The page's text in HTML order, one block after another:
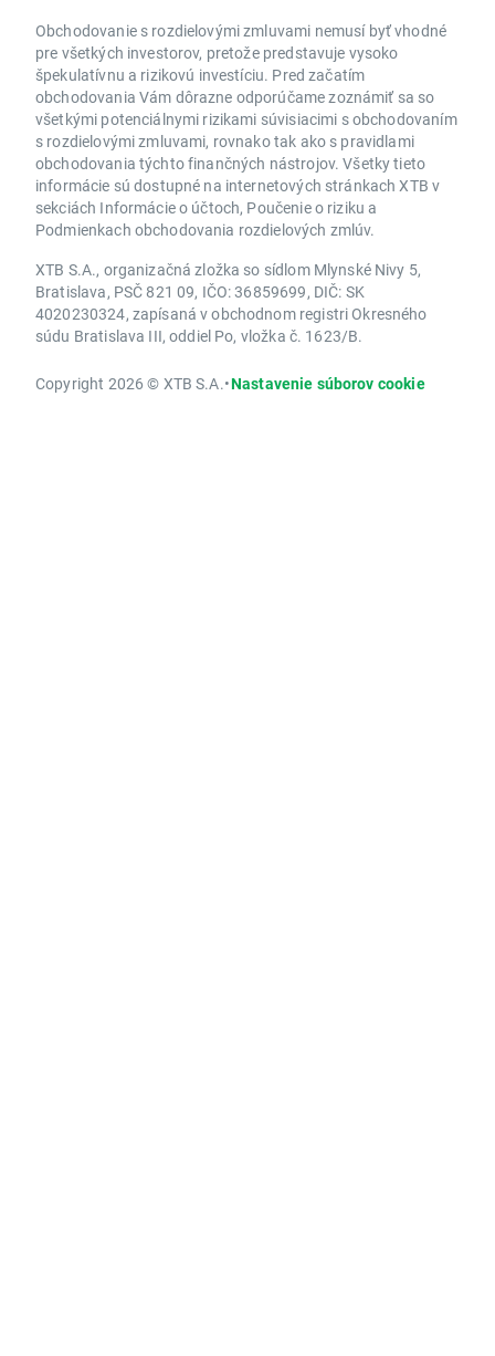
Obchodovanie s rozdielovými zmluvami nemusí byť vhodné
pre všetkých investorov, pretože predstavuje vysoko
špekulatívnu a rizikovú investíciu. Pred začatím
obchodovania Vám dôrazne odporúčame zoznámiť sa so
všetkými potenciálnymi rizikami súvisiacimi s obchodovaním
s rozdielovými zmluvami, rovnako tak ako s pravidlami
obchodovania týchto finančných nástrojov. Všetky tieto
informácie sú dostupné na internetových stránkach XTB v
sekciách Informácie o účtoch, Poučenie o riziku a
Podmienkach obchodovania rozdielových zmlúv.
XTB S.A., organizačná zložka so sídlom Mlynské Nivy 5,
Bratislava, PSČ 821 09, IČO: 36859699, DIČ: SK
4020230324, zapísaná v obchodnom registri Okresného
súdu Bratislava III, oddiel Po, vložka č. 1623/B.
Copyright 2026 © XTB S.A.•Nastavenie súborov cookie